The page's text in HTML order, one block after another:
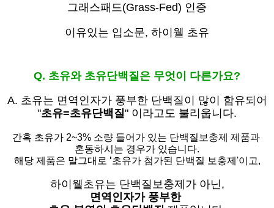
그래스패드(Grass-Fed) 인증
이유있는 입소문, 하이웰 초유
Q. 초유와 초유단백질은 무엇이 다른가요?
A. 초유는 면역인자가 풍부한 단백질이 많이 함유되어
"초유=초유단백질 " 이라고도 불리웁니다.
간혹 초유가 2~3% 소량 들어가 있는 단백질보충제 제품과
혼동하시는 경우가 있습니다.
해당 제품은 말그대로 '초유가 첨가된 단백질 보충제'이고,
하이웰초유는 단백질보충제가 아닌,
면역인자가 풍부한